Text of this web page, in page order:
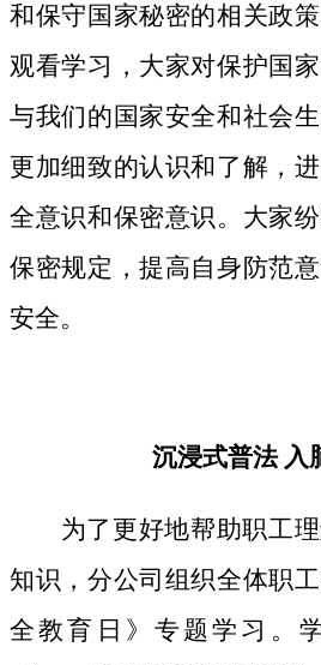
和保守国家秘密的相关政
观看学习，大家对保护国
与我们的国家安全和社会
更加细致的认识和了解，
全意识和保密意识。大家
保密规定，提高自身防范
安全。
沉浸式普法 入
为了更好地帮助职工
知识，分公司组织全体职
全教育日》专题学习。